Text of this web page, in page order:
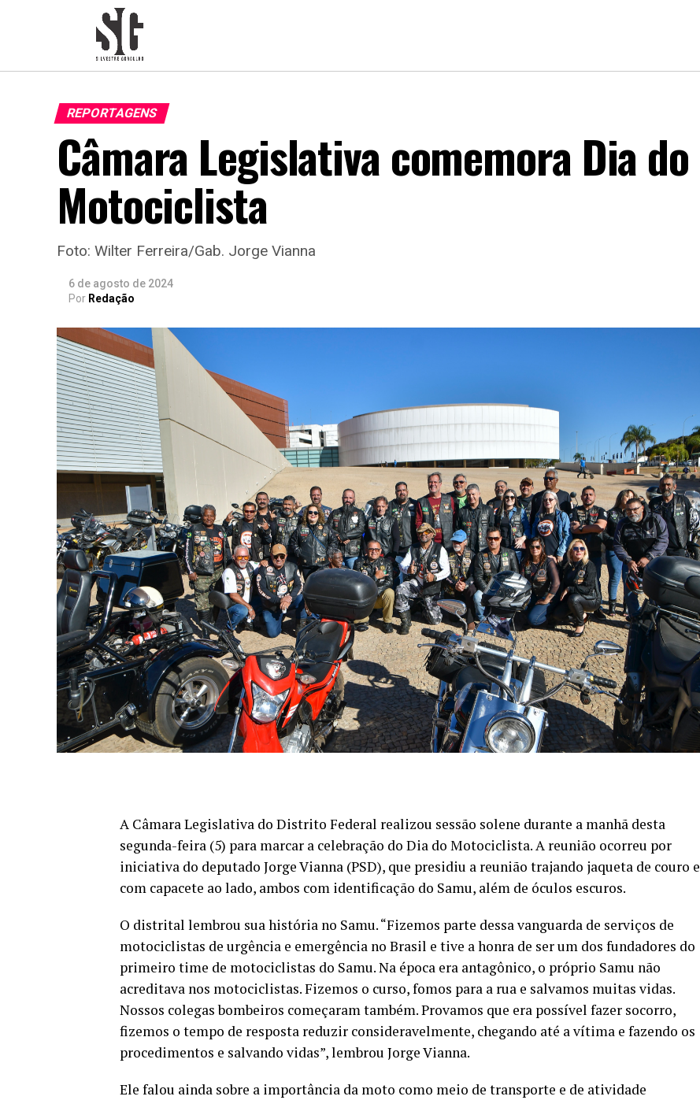
REPORTAGENS
Câmara Legislativa comemora Dia do
Motociclista
Foto: Wilter Ferreira/Gab. Jorge Vianna
6 de agosto de 2024
Por Redação
A Câmara Legislativa do Distrito Federal realizou sessão solene durante a manhã desta
segunda-feira (5) para marcar a celebração do Dia do Motociclista. A reunião ocorreu por
iniciativa do deputado Jorge Vianna (PSD), que presidiu a reunião trajando jaqueta de couro e
com capacete ao lado, ambos com identificação do Samu, além de óculos escuros.
O distrital lembrou sua história no Samu. “Fizemos parte dessa vanguarda de serviços de
motociclistas de urgência e emergência no Brasil e tive a honra de ser um dos fundadores do
primeiro time de motociclistas do Samu. Na época era antagônico, o próprio Samu não
acreditava nos motociclistas. Fizemos o curso, fomos para a rua e salvamos muitas vidas.
Nossos colegas bombeiros começaram também. Provamos que era possível fazer socorro,
fizemos o tempo de resposta reduzir consideravelmente, chegando até a vítima e fazendo os
procedimentos e salvando vidas”, lembrou Jorge Vianna.
Ele falou ainda sobre a importância da moto como meio de transporte e de atividade